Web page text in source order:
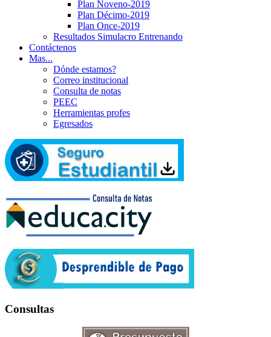
Plan Noveno-2019
Plan Décimo-2019
Plan Once-2019
Resultados Simulacro Entrenando
Contáctenos
Mas...
Dónde estamos?
Correo institucional
Consulta de notas
PEEC
Herramientas profes
Egresados
Consultas